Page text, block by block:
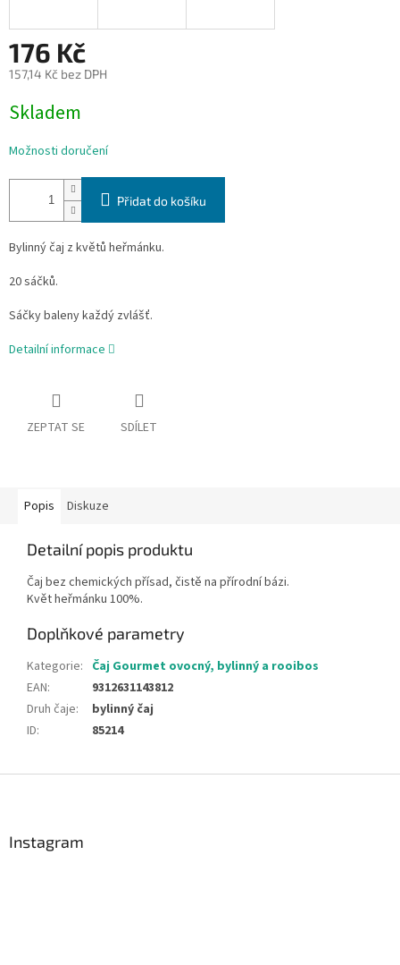
176 Kč
157,14 Kč bez DPH
cena:
Skladem
Možnosti doručení
Přidat do košíku
Bylinný čaj z květů heřmánku.
20 sáčků.
Sáčky baleny každý zvlášť.
Detailní informace
ZEPTAT SE SDÍLET
Popis Diskuze
Detailní popis produktu
Čaj bez chemických přísad, čistě na přírodní bázi.
Květ heřmánku 100%.
Doplňkové parametry
Kategorie: Čaj Gourmet ovocný, bylinný a rooibos
EAN:
9312631143812
Druh čaje:
bylinný čaj
ID: 85214
Instagram